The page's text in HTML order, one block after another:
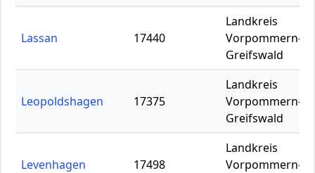
Lassan 17440
Landkreis
Vorpommern-
Greifswald
Leopoldshagen 17375
Landkreis
Vorpommern-
Greifswald
Levenhagen 17498
Landkreis
Vorpommern-